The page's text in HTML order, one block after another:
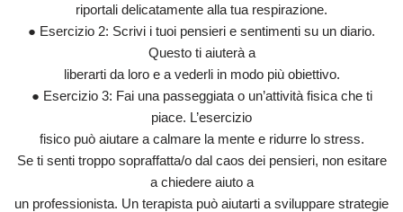
riportali delicatamente alla tua respirazione.
● Esercizio 2: Scrivi i tuoi pensieri e sentimenti su un diario.
Questo ti aiuterà a
liberarti da loro e a vederli in modo più obiettivo.
● Esercizio 3: Fai una passeggiata o un’attività fisica che ti
piace. L’esercizio
fisico può aiutare a calmare la mente e ridurre lo stress.
Se ti senti troppo sopraffatta/o dal caos dei pensieri, non esitare
a chiedere aiuto a
un professionista. Un terapista può aiutarti a sviluppare strategie